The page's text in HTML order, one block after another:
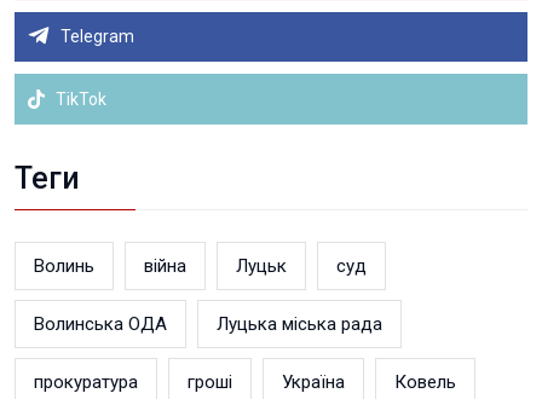
Telegram
TikTok
Теги
Волинь війна Луцьк суд
Волинська ОДА Луцька міська рада
прокуратура гроші Україна Ковель